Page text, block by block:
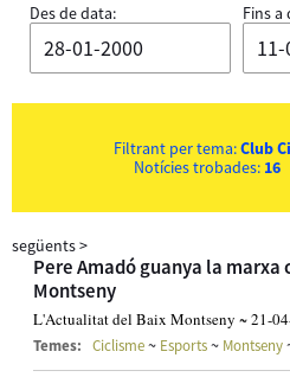
Des de data: Fins a
Filtrant per tema:Club
Notícies trobades: 16
següents>
Pere Amadó guanya la
Montseny
L'Actualitat del Baix Montseny ~ 21-
Temes: Ciclisme~ Esports~ Montseny